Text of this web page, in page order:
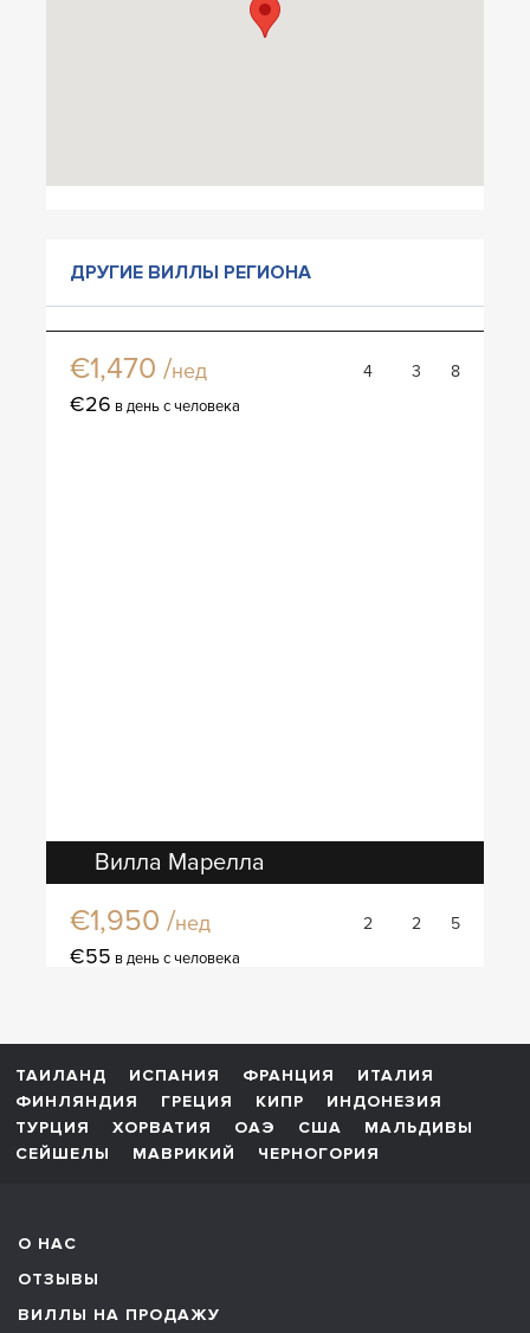
ДРУГИЕ ВИЛЛЫ РЕГИОНА
Вилла Венто
€1,470 /нед 4 3 8
€26 в день с человека
Вилла Марелла
€1,950 /нед 2 2 5
€55 в день с человека
ТАИЛАНД ИСПАНИЯ ФРАНЦИЯ
ИТАЛИЯ
ФИНЛЯНДИЯ
ГРЕЦИЯ КИПР
ИНДОНЕЗИЯ
ТУРЦИЯ
ХОРВАТИЯ ОАЭ США
МАЛЬДИВЫ
СЕЙШЕЛЫ
МАВРИКИЙ ЧЕРНОГОРИЯ
О НАС
ОТЗЫВЫ
ВИЛЛЫ НА ПРОДАЖУ